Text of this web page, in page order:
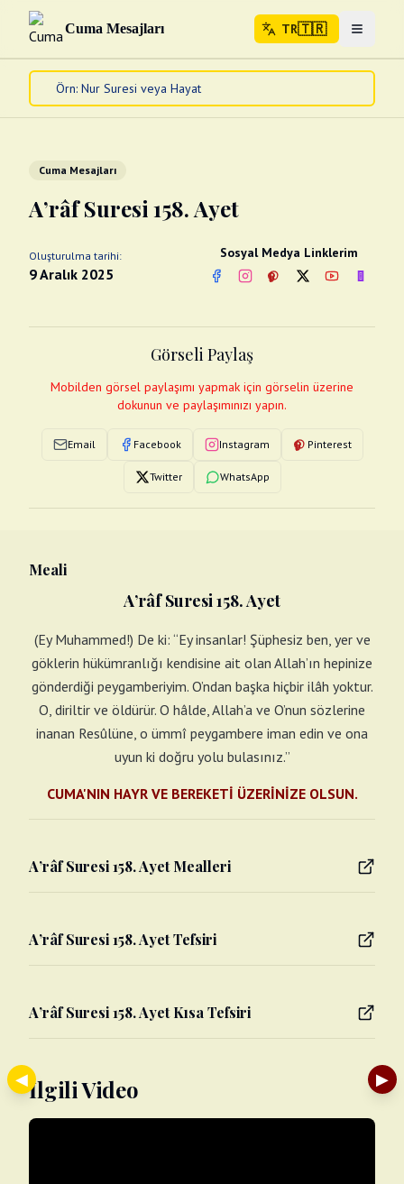
Cuma Mesajları TR🇹🇷 Menuyu
Ana Sayfa
Diğer
Abdest Videoları
Fotograflar
Cuma Mesajları
A’râf Suresi 158. Ayet
Oluşturulma tarihi:
9 Aralık 2025
Sosyal Medya Linklerim
FacebookInstagram
PinterestTwitterYouTube
Görseli Paylaş
Mobilden görsel paylaşımı yapmak için görselin üzerine
dokunun ve paylaşımınızı yapın.
Email Facebook Instagram Pinterest
Twitter WhatsApp
Meali
A’râf Suresi 158. Ayet
(Ey Muhammed!) De ki: “Ey insanlar! Şüphesiz ben, yer ve
göklerin hükümranlığı kendisine ait olan Allah’ın hepinize
gönderdiği peygamberiyim. O’ndan başka hiçbir ilâh yoktur.
O, diriltir ve öldürür. O hâlde, Allah’a ve O’nun sözlerine
inanan Resûlüne, o ümmî peygambere iman edin ve ona
uyun ki doğru yolu bulasınız.”
CUMA'NIN HAYR VE BEREKETİ ÜZERİNİZE OLSUN.
A’râf Suresi 158. Ayet Mealleri
A’râf Suresi 158. Ayet Tefsiri
A’râf Suresi 158. Ayet Kısa Tefsiri
İlgili Video
◀ ▶